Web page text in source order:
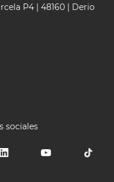
P4 | 48160 | Derio
sociales